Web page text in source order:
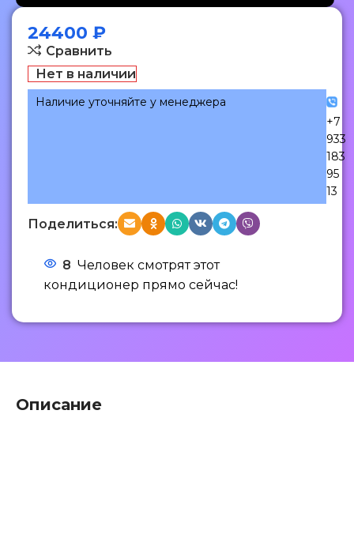
24400 ₽
Сравнить
Нет в наличии
Наличие уточняйте у менеджера
+7
933
183
95
13
Поделиться:
8 Человек смотрят этот
кондиционер прямо сейчас!
Описание